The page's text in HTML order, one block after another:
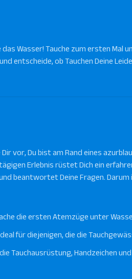
das Wasser! Tauche zum ersten Mal
entscheide, ob Tauchen Deine
Dir vor, Du bist am Rand eines
Erlebnis rüstet Dich ein
beantwortet Deine Fragen.
die ersten Atemzüge unter
für diejenigen, die die
Tauchausrüstung, Handzeichen